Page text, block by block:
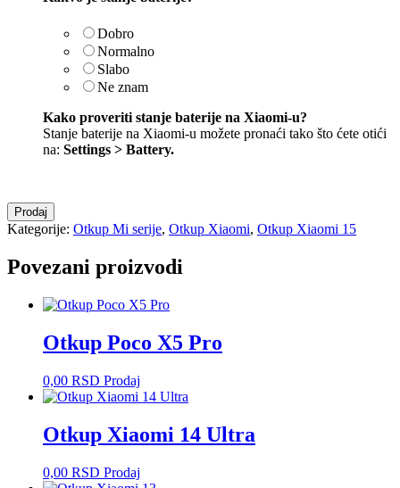
Dobro
Normalno
Slabo
Ne znam
Kako proveriti stanje baterije na Xiaomi-u?
Stanje baterije na Xiaomi-u možete pronaći tako što ćete otići
na: Settings > Battery.
Otkup
Xiaomi
količina
Prodaj
Kategorije: Otkup Mi serije, Otkup Xiaomi, Otkup Xiaomi 15
Povezani proizvodi
Otkup Poco X5 Pro
0,00 RSD Prodaj
Otkup Xiaomi 14 Ultra
0,00 RSD Prodaj